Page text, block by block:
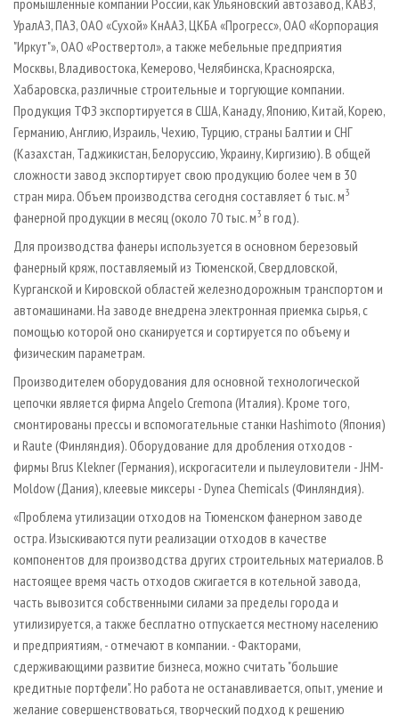
промышленные компании России, как Ульяновский автозавод, КАВЗ,
УралАЗ, ПАЗ, ОАО «Сухой» КнААЗ, ЦКБА «Прогресс», ОАО «Корпорация
"Иркут"», ОАО «Роствертол», а также мебельные предприятия
Москвы, Владивостока, Кемерово, Челябинска, Красноярска,
Хабаровска, различные строительные и торгующие компании.
Продукция ТФЗ экспортируется в США, Канаду, Японию, Китай, Корею,
Германию, Англию, Израиль, Чехию, Турцию, страны Балтии и СНГ
(Казахстан, Таджикистан, Белоруссию, Украину, Киргизию). В общей
сложности завод экспортирует свою продукцию более чем в 30
стран мира. Объем производства сегодня составляет 6 тыс. м3
фанерной продукции в месяц (около 70 тыс. м3 в год).
Для производства фанеры используется в основном березовый
фанерный кряж, поставляемый из Тюменской, Свердловской,
Курганской и Кировской областей железнодорожным транспортом и
автомашинами. На заводе внедрена электронная приемка сырья, с
помощью которой оно сканируется и сортируется по объему и
физическим параметрам.
Производителем оборудования для основной технологической
цепочки является фирма Angelo Cremona (Италия). Кроме того,
смонтированы прессы и вспомогательные станки Hashimoto (Япония)
и Raute (Финляндия). Оборудование для дробления отходов -
фирмы Brus Klekner (Германия), искрогасители и пылеуловители - JHM­
Moldow (Дания), клеевые миксеры - Dynea Chemicals (Финляндия).
«Проблема утилизации отходов на Тюменском фанерном заводе
остра. Изыскиваются пути реализации отходов в качестве
компонентов для производства других строительных материалов. В
настоящее время часть отходов сжигается в котельной завода,
часть вывозится собственными силами за пределы города и
утилизируется, а также бесплатно отпускается местному населению
и предприятиям, - отмечают в компании. - Факторами,
сдерживающими развитие бизнеса, можно считать "большие
кредитные портфели". Но работа не останавливается, опыт, умение и
желание совершенствоваться, творческий подход к решению